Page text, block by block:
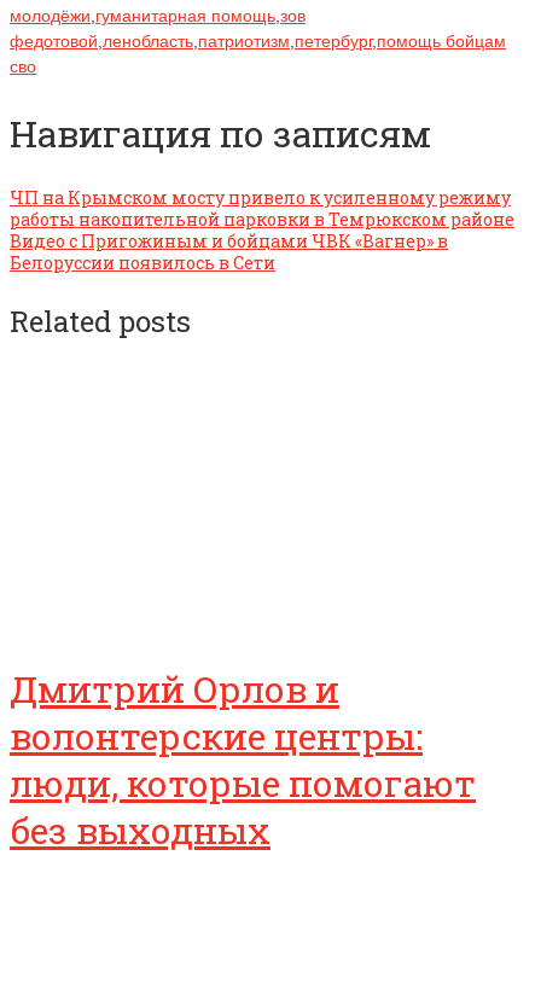
молодёжи,гуманитарная помощь,зов
федотовой,ленобласть,патриотизм,петербург,помощь бойцам
сво
Навигация по записям
ЧП на Крымском мосту привело к усиленному режиму
работы накопительной парковки в Темрюкском районе
Видео с Пригожиным и бойцами ЧВК «Вагнер» в
Белоруссии появилось в Сети
Related posts
Дмитрий Орлов и
волонтерские центры:
люди, которые помогают
без выходных